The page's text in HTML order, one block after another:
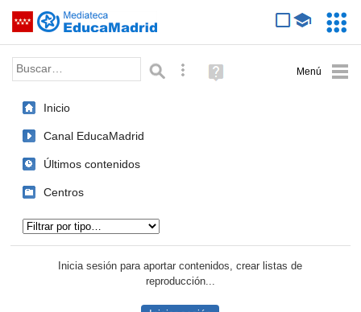
Saltar navegación
Palabra o frase: Búsqueda avanzada
Ayuda
(en
Inicio
Canal EducaMadrid
Últimos contenidos
Centros
Inicia sesión para aportar contenidos, crear listas de
reproducción...